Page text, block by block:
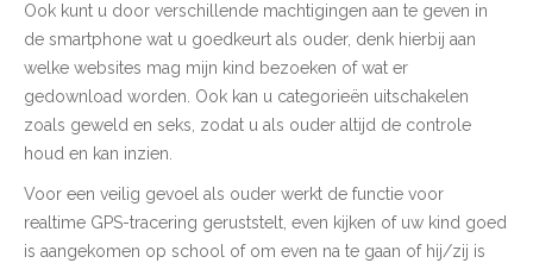
Ook kunt u door verschillende machtigingen aan te geven in
de smartphone wat u goedkeurt als ouder, denk hierbij aan
welke websites mag mijn kind bezoeken of wat er
gedownload worden. Ook kan u categorieën uitschakelen
zoals geweld en seks, zodat u als ouder altijd de controle
houd en kan inzien.
Voor een veilig gevoel als ouder werkt de functie voor
realtime GPS-tracering geruststelt, even kijken of uw kind goed
is aangekomen op school of om even na te gaan of hij/zij is